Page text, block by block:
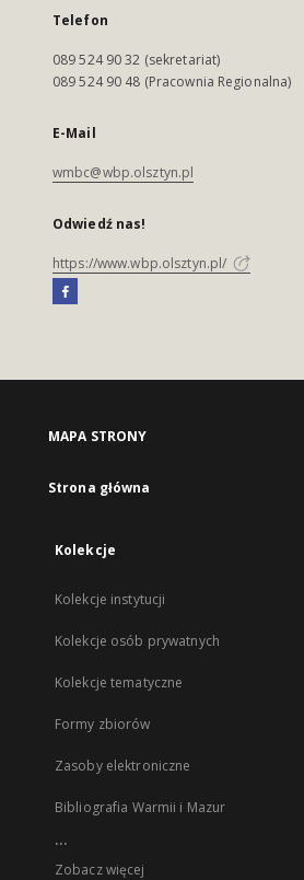
Telefon
089 524 90 32 (sekretariat)
089 524 90 48 (Pracownia Regionalna)
E-Mail
wmbc@wbp.olsztyn.pl
Odwiedź nas!
https://www.wbp.olsztyn.pl/
MAPA STRONY
Strona główna
Kolekcje
Kolekcje instytucji
Kolekcje osób prywatnych
Kolekcje tematyczne
Formy zbiorów
Zasoby elektroniczne
Bibliografia Warmii i Mazur
...
Zobacz więcej